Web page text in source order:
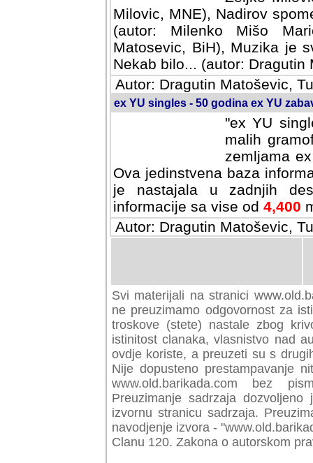
MNE), Nadirov spomenar
Milenko Mišo Maric, UK),
Muzika je svirala (autor:
(autor: Dragutin Matosevic,
Autor: Dragutin Matoševic,
ex YU singles - 50 godina ex YU
"ex YU
malih
zemljama
Ova jedinstvena baza
je nastajala u zadnjih
informacije sa vise od 4,400
Autor: Dragutin Matoševic,
Svi materijali na stranici
preuzimamo odgovornost za
troskove (stete) nastale zbog
istinitost clanaka, vlasnistvo nad
ovdje koriste, a preuzeti su s
Nije dopusteno prestampavanje
www.old.barikada.com bez
Preuzimanje sadrzaja
izvornu stranicu sadrzaja.
navodjenje izvora -
Clanu 120. Zakona o autorskom